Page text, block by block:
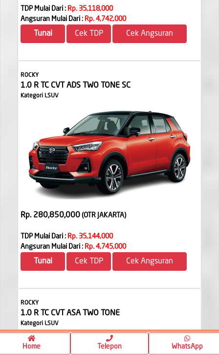
TDP Mulai Dari : Rp. 35,118,000
Angsuran Mulai Dari : Rp. 4,742,000
Tunai Cek TDP Cek Angsuran
ROCKY
1.0 R TC CVT ADS TWO TONE SC
Kategori LSUV
Rp. 280,850,000 (OTR JAKARTA)
TDP Mulai Dari : Rp. 35,144,000
Angsuran Mulai Dari : Rp. 4,745,000
Tunai Cek TDP Cek Angsuran
ROCKY
1.0 R TC CVT ASA TWO TONE
Kategori LSUV
Home Telepon WhatsApp